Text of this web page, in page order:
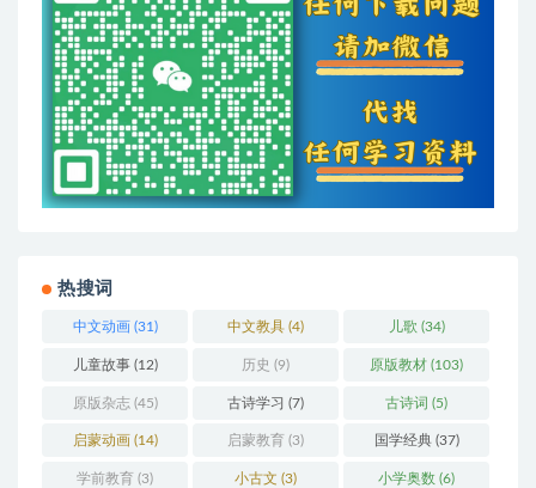
热搜词
中文动画(31) 中文教具 (4) 儿歌 (34)
儿童故事(12) 历史 (9) 原版教材 (103)
原版杂志(45) 古诗学习 (7) 古诗词 (5)
启蒙动画 (14) 启蒙教育 (3) 国学经典(37)
学前教育 (3) 小古文 (3) 小学奥数 (6)